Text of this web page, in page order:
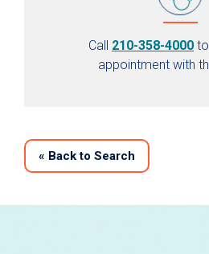
Call 210-358-4000
appointment with
« Back to Search